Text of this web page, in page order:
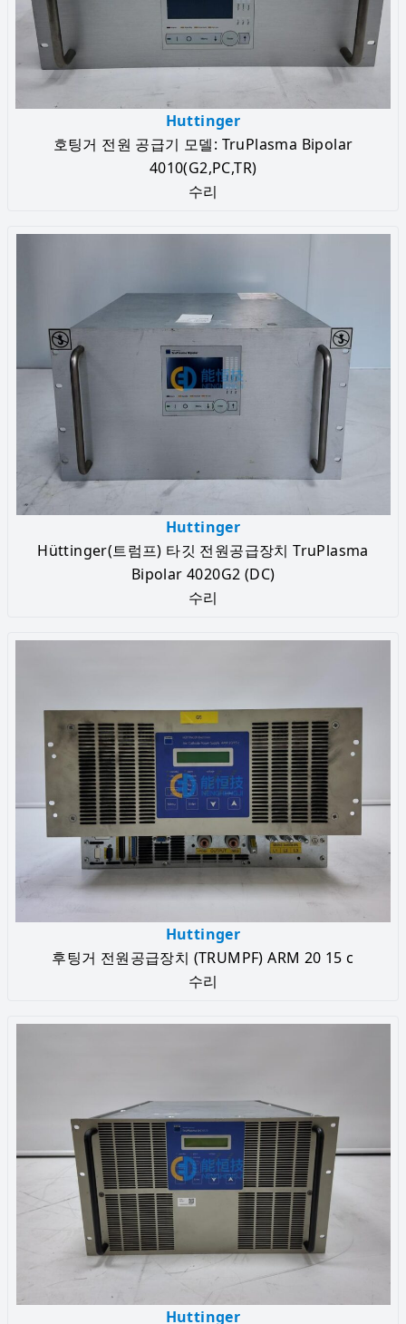
Huttinger
호팅거 전원 공급기 모델: TruPlasma Bipolar
4010(G2,PC,TR)
수리
Huttinger
Hüttinger(트럼프) 타깃 전원공급장치 TruPlasma
Bipolar 4020G2 (DC)
수리
Huttinger
후팅거 전원공급장치 (TRUMPF) ARM 20 15 c
수리
Huttinger